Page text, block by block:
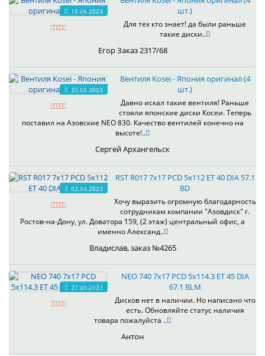
18.06.2023
шт.)
Для тех кто знает! да были раньше
такие диски..
Егор Заказ 2317/68
20.05.2023
Вентиля Kosei - Япония оригинал (4
шт.)
Давно искал такие вентиля! Раньше
стояли японские диски Косеи. Теперь
поставил на Азовские NEO 830. Качество вентилей конечно на
высоте!..
Сергей Архангельск
02.04.2023
RST R017 7x17 PCD 5x112 ET 40 DIA 57.1
BD
Хочу выразить огромную благодарность
сотрудникам компании "Азовдиск" г.
Ростов-на-Дону, ул. Доватора 159, (2 этаж) центральный офис, а
именно Александ..
Владислав, заказ №4265
27.03.2023
NEO 740 7x17 PCD 5x114.3 ET 45 DIA
67.1 BLM
Дисков нет в наличии. Но написано что
есть. Обновляйте статус наличия
товара пожалуйста ..
Антон